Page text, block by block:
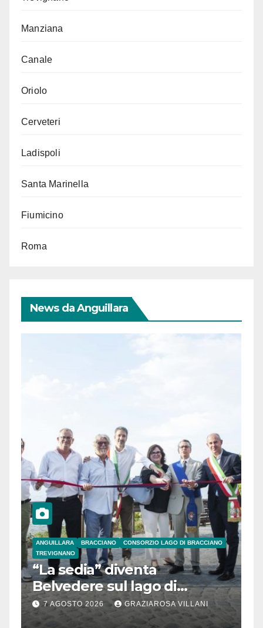
Manziana
Canale
Oriolo
Cerveteri
Ladispoli
Santa Marinella
Fiumicino
Roma
News da Anguillara
ANGUILLARA BRACCIANO
CONSORZIO LAGO DI BRACCIANO
TREVIGNANO
“La sedia” diventa
Belvedere sul lago di
Bracciano: ieri
l’inaugurazione
7 AGOSTO 2026 GRAZIAROSA VILLANI